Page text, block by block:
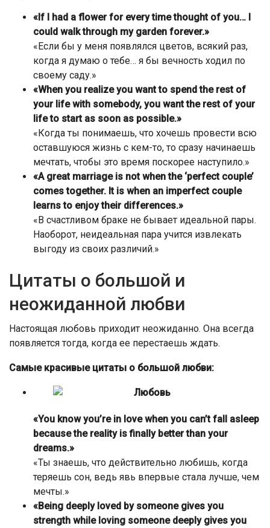
«If I had a flower for every time thought of you… I
could walk through my garden forever.»
«Если бы у меня появлялся цветов, всякий раз,
когда я думаю о тебе… я бы вечность ходил по
своему саду.»
«When you realize you want to spend the rest of
your life with somebody, you want the rest of your
life to start as soon as possible.»
«Когда ты понимаешь, что хочешь провести всю
оставшуюся жизнь с кем-то, то сразу начинаешь
мечтать, чтобы это время поскорее наступило.»
«A great marriage is not when the ‘perfect couple’
comes together. It is when an imperfect couple
learns to enjoy their differences.»
«В счастливом браке не бывает идеальной пары.
Наоборот, неидеальная пара учится извлекать
выгоду из своих различий.»
Цитаты о большой и
неожиданной любви
Настоящая любовь приходит неожиданно. Она всегда
появляется тогда, когда ее перестаешь ждать.
Самые красивые цитаты о большой любви:
«You know you’re in love when you can’t fall asleep
because the reality is finally better than your
dreams.»
«Ты знаешь, что действительно любишь, когда
теряешь сон, ведь явь впервые стала лучше, чем
мечты.»
«Being deeply loved by someone gives you
strength while loving someone deeply gives you